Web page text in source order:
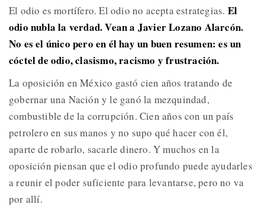
El odio es mortífero. El odio no acepta estrategias. El
odio nubla la verdad. Vean a Javier Lozano Alarcón.
No es el único pero en él hay un buen resumen: es un
cóctel de odio, clasismo, racismo y frustración.
La oposición en México gastó cien años tratando de
gobernar una Nación y le ganó la mezquindad,
combustible de la corrupción. Cien años con un país
petrolero en sus manos y no supo qué hacer con él,
aparte de robarlo, sacarle dinero. Y muchos en la
oposición piensan que el odio profundo puede ayudarles
a reunir el poder suficiente para levantarse, pero no va
por allí.